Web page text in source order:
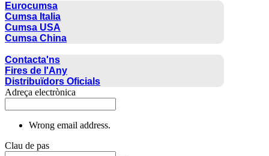
Eurocumsa
Cumsa Italia
Cumsa USA
Cumsa China
Contacta'ns
Fires de l'Any
Distribuïdors Oficials
Adreça electrònica
Wrong email address.
Clau de pas